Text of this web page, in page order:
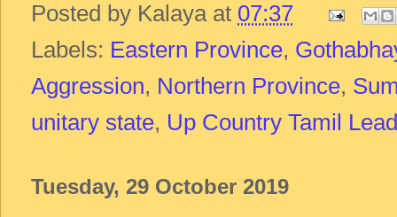
Posted by Kalaya at 07:37
Labels: Eastern Province,
Aggression, Northern Province,
unitary state, Up Country Tamil
Tuesday, 29 October 2019